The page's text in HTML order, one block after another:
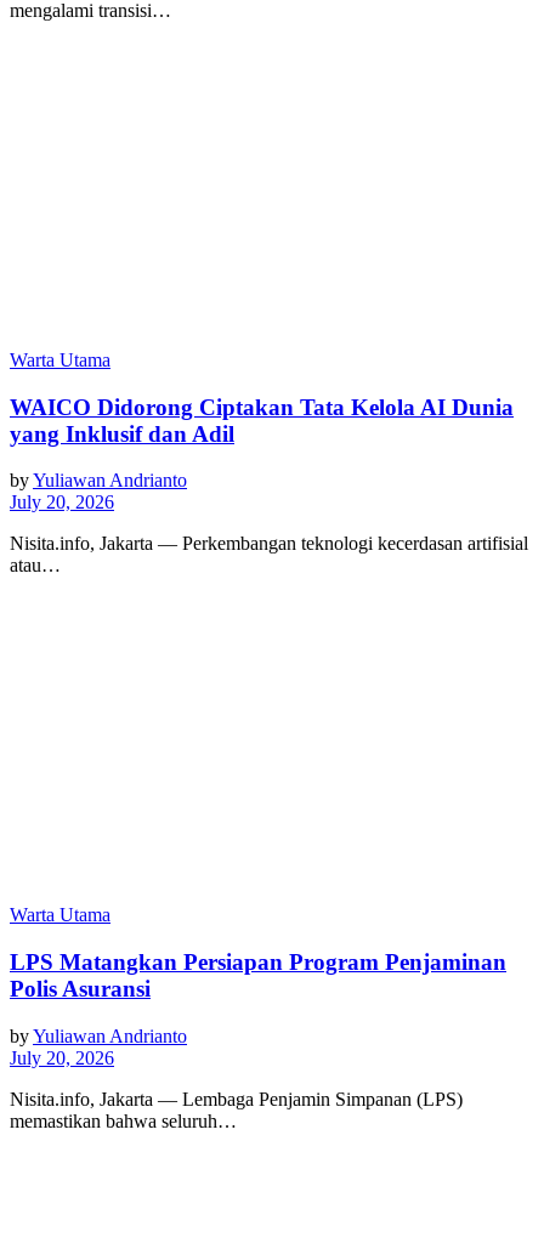
mengalami transisi…
Warta Utama
WAICO Didorong Ciptakan Tata Kelola AI Dunia
yang Inklusif dan Adil
byYuliawan Andrianto
July 20, 2026
Nisita.info, Jakarta — Perkembangan teknologi kecerdasan artifisial
atau…
Warta Utama
LPS Matangkan Persiapan Program Penjaminan
Polis Asuransi
byYuliawan Andrianto
July 20, 2026
Nisita.info, Jakarta — Lembaga Penjamin Simpanan (LPS)
memastikan bahwa seluruh…